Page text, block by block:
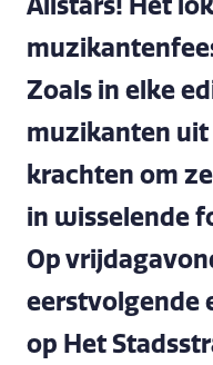
Allstars! Hét
Zoals in elke
muzikanten uit
krachten om
in wisselende
Op
eerstvolgende
op Het